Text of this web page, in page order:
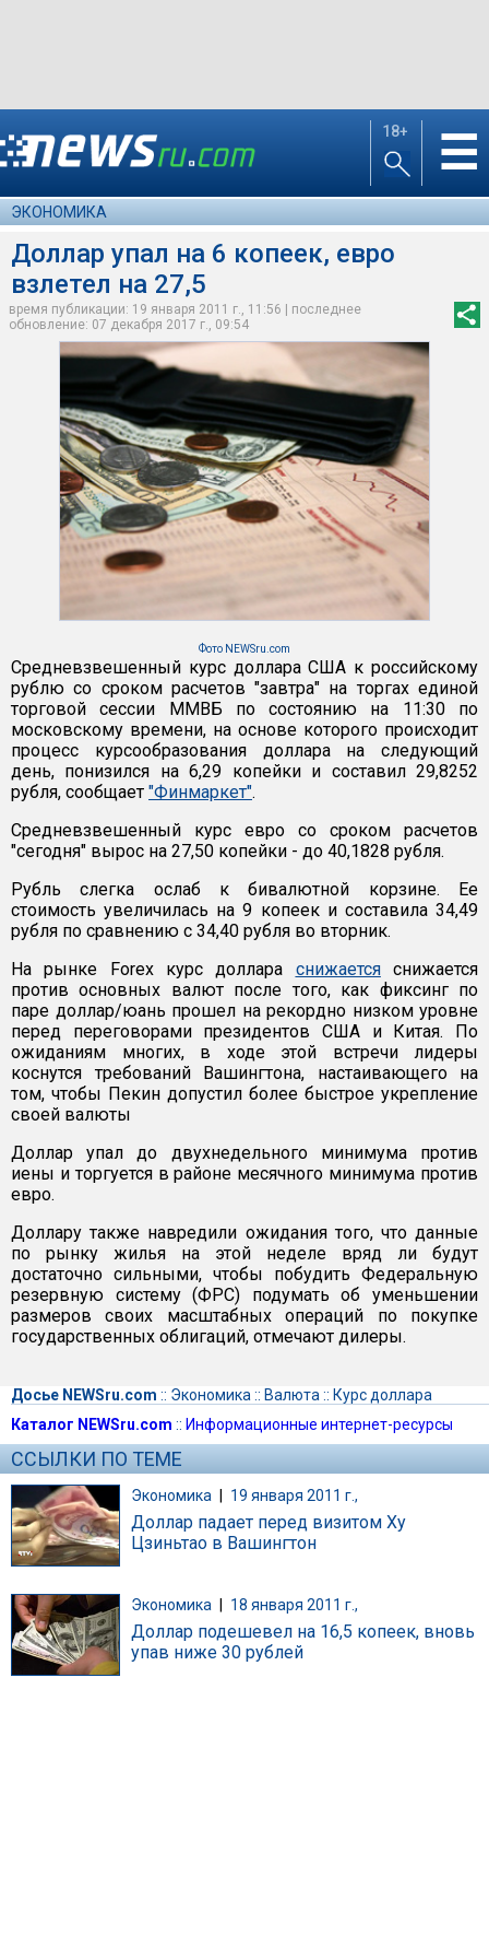
18+ ☰
ЭКОНОМИКА
Доллар упал на 6 копеек, евро
взлетел на 27,5
время публикации: 19 января 2011 г., 11:56 | последнее
обновление: 07 декабря 2017 г., 09:54
Фото NEWSru.com
Средневзвешенный курс доллара США к российскому
рублю со сроком расчетов "завтра" на торгах единой
торговой сессии ММВБ по состоянию на 11:30 по
московскому времени, на основе которого происходит
процесс курсообразования доллара на следующий
день, понизился на 6,29 копейки и составил 29,8252
рубля, сообщает "Финмаркет".
Средневзвешенный курс евро со сроком расчетов
"сегодня" вырос на 27,50 копейки - до 40,1828 рубля.
Рубль слегка ослаб к бивалютной корзине. Ее
стоимость увеличилась на 9 копеек и составила 34,49
рубля по сравнению с 34,40 рубля во вторник.
На рынке Forex курс доллара снижаетсяснижается
против основных валют после того, как фиксинг по
паре доллар/юань прошел на рекордно низком уровне
перед переговорами президентов США и Китая. По
ожиданиям многих, в ходе этой встречи лидеры
коснутся требований Вашингтона, настаивающего на
том, чтобы Пекин допустил более быстрое укрепление
своей валюты
Доллар упал до двухнедельного минимума против
иены и торгуется в районе месячного минимума против
евро.
Доллару также навредили ожидания того, что данные
по рынку жилья на этой неделе вряд ли будут
достаточно сильными, чтобы побудить Федеральную
резервную систему (ФРС) подумать об уменьшении
размеров своих масштабных операций по покупке
государственных облигаций, отмечают дилеры.
Досье NEWSru.com :: Экономика :: Валюта :: Курс доллара
Каталог NEWSru.com :: Информационные интернет-ресурсы
ССЫЛКИ ПО ТЕМЕ
Экономика | 19 января 2011 г.,
Доллар падает перед визитом Ху
Цзиньтао в Вашингтон
Экономика 18 января 2011 г.,
Доллар подешевел на 16,5 копеек, вновь
упав ниже 30 рублей